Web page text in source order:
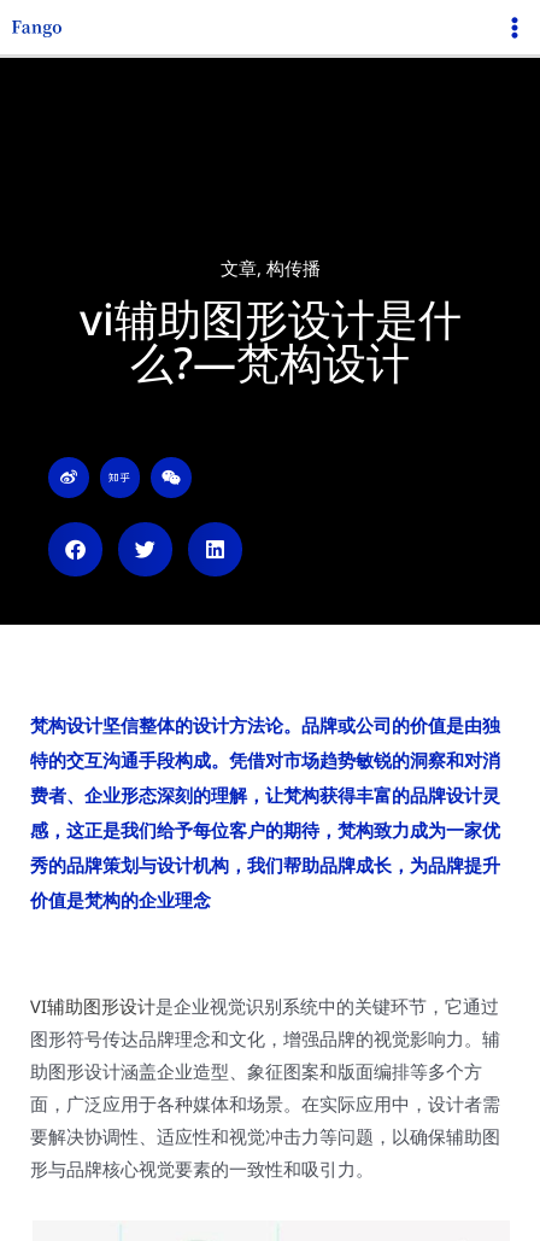
跳
至
文章, 构传播
vi辅助图形设计是什
么?—梵构设计
W
e
i
Z
h
i
u
W
e
i
i
n
梵构设计坚信整体的设计方法论。品牌或公司的价值是由独
特的交互沟通手段构成。凭借对市场趋势敏锐的洞察和对消
费者、企业形态深刻的理解，让梵构获得丰富的品牌设计灵
感，这正是我们给予每位客户的期待，梵构致力成为一家优
秀的品牌策划与设计机构，我们帮助品牌成长，为品牌提升
价值是梵构的企业理念
VI辅助图形设计是企业视觉识别系统中的关键环节，它通过
图形符号传达品牌理念和文化，增强品牌的视觉影响力。辅
助图形设计涵盖企业造型、象征图案和版面编排等多个方
面，广泛应用于各种媒体和场景。在实际应用中，设计者需
要解决协调性、适应性和视觉冲击力等问题，以确保辅助图
形与品牌核心视觉要素的一致性和吸引力。